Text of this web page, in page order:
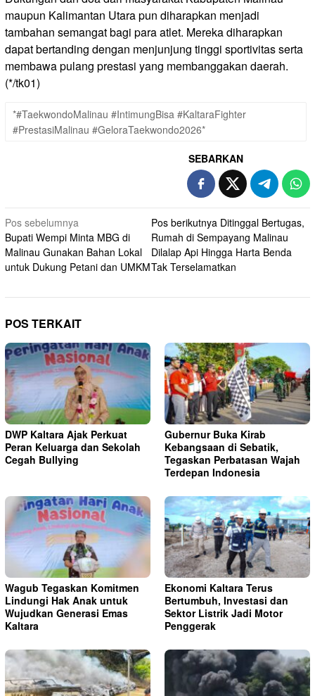
maupun Kalimantan Utara pun diharapkan menjadi
tambahan semangat bagi para atlet. Mereka diharapkan
dapat bertanding dengan menjunjung tinggi sportivitas serta
membawa pulang prestasi yang membanggakan daerah.
(*/tk01)
*#TaekwondoMalinau #IntimungBisa #KaltaraFighter
#PrestasiMalinau #GeloraTaekwondo2026*
SEBARKAN
Navigasi
pos
Pos sebelumnya
Bupati Wempi Minta MBG di
Malinau Gunakan Bahan Lokal
untuk Dukung Petani dan UMKM
Pos berikutnya Ditinggal Bertugas,
Rumah di Sempayang Malinau
Dilalap Api Hingga Harta Benda
Tak Terselamatkan
POS TERKAIT
DWP Kaltara Ajak Perkuat
Peran Keluarga dan Sekolah
Cegah Bullying
Gubernur Buka Kirab
Kebangsaan di Sebatik,
Tegaskan Perbatasan Wajah
Terdepan Indonesia
Wagub Tegaskan Komitmen
Lindungi Hak Anak untuk
Wujudkan Generasi Emas
Kaltara
Ekonomi Kaltara Terus
Bertumbuh, Investasi dan
Sektor Listrik Jadi Motor
Penggerak